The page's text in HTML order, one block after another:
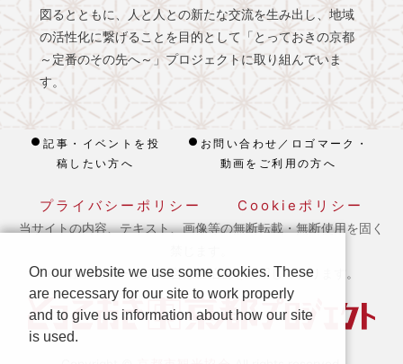
図るとともに、人と人との新たな交流を生み出し、地域
の活性化に繋げることを目的として「とっておきの京都
～定番のその先へ～」プロジェクトに取り組んでいま
す。
記事・イベントを投
稿したい方へ
お問い合わせ／ロゴマーク・
動画をご利用の方へ
プライバシーポリシー Cookieポリシー
当サイトの内容、テキスト、画像等の無断転載・無断使用を固く
※ 本ホームページの運営は宿泊税を活用しております。
On our website we use some cookies. These
are necessary for our site to work properly
and to give us information about how our site
is used.